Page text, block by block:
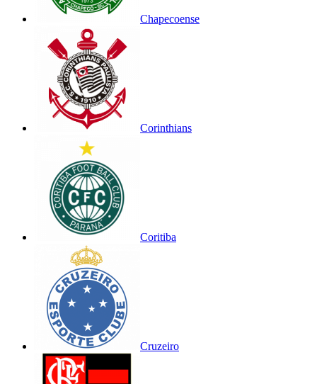
Chapecoense
Corinthians
Coritiba
Cruzeiro